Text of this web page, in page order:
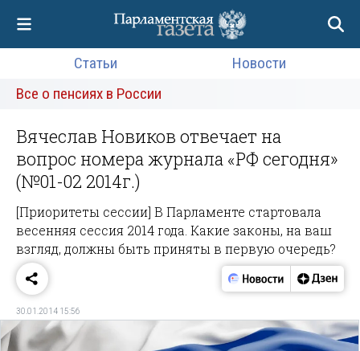
Статьи
Новости
Все о пенсиях в России
Вячеслав Новиков отвечает на
вопрос номера журнала «РФ сегодня»
(№01-02 2014г.)
[Приоритеты сессии] В Парламенте стартовала
весенняя сессия 2014 года. Какие законы, на ваш
взгляд, должны быть приняты в первую очередь?
30.01.2014 15:56